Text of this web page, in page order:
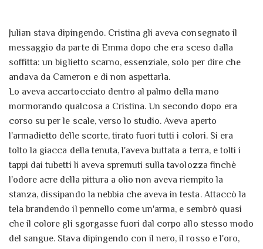
prova. Compreso quello che lega Emma e
Julian, forse di natura diversa rispetto a
quel legame puro, unico e indissolubile
che dovrebbe unire due parabatai: un
sentimento che la Legge non accetta.
Questa è un'edizione speciale con il
racconto in esclusiva La festa di
fidanzamento.
Julian stava dipingendo. Cristina gli aveva consegnato il
messaggio da parte di Emma dopo che era sceso dalla
soffitta: un biglietto scarno, essenziale, solo per dire che
andava da Cameron e di non aspettarla.
Lo aveva accartocciato dentro al palmo della mano
mormorando qualcosa a Cristina. Un secondo dopo era
corso su per le scale, verso lo studio. Aveva aperto
l'armadietto delle scorte, tirato fuori tutti i colori. Si era
tolto la giacca della tenuta, l'aveva buttata a terra, e tolti i
tappi dai tubetti li aveva spremuti sulla tavolozza finchè
l'odore acre della pittura a olio non aveva riempito la
stanza, dissipando la nebbia che aveva in testa. Attaccò la
tela brandendo il pennello come un'arma, e sembrò quasi
che il colore gli sgorgasse fuori dal corpo allo stesso modo
del sangue. Stava dipingendo con il nero, il rosso e l'oro,